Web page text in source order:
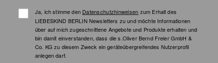
Ja, ich stimme den Datenschutzhinweisen zum Erhalt des
LIEBESKIND BERLIN Newsletters zu und möchte Informationen
über auf mich zugeschnittene Angebote und Produkte erhalten und
bin damit einverstanden, dass die s.Oliver Bernd Freier GmbH &
Co. KG zu diesem Zweck ein geräteübergreifendes Nutzerprofil
anlegen darf.